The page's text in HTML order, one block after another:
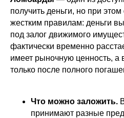
получить деньги, но при
жестким правилам: деньги
под залог движимого
фактически временно
имеет рыночную ценность, а
только после полного
Что можно заложить.
принимают разные